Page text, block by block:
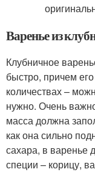
Варенье из
Клубничное
быстро, причем
количествах –
нужно. Очень
масса должна
как она сильно
сахара, в варенье
специи – корицу,